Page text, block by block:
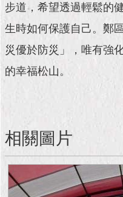
臺
北
活
動
主
與
民
步道，希望透過輕鬆的
生時如何保護自己。鄭
災優於防災」，唯有強
的幸福松山。
相關圖片